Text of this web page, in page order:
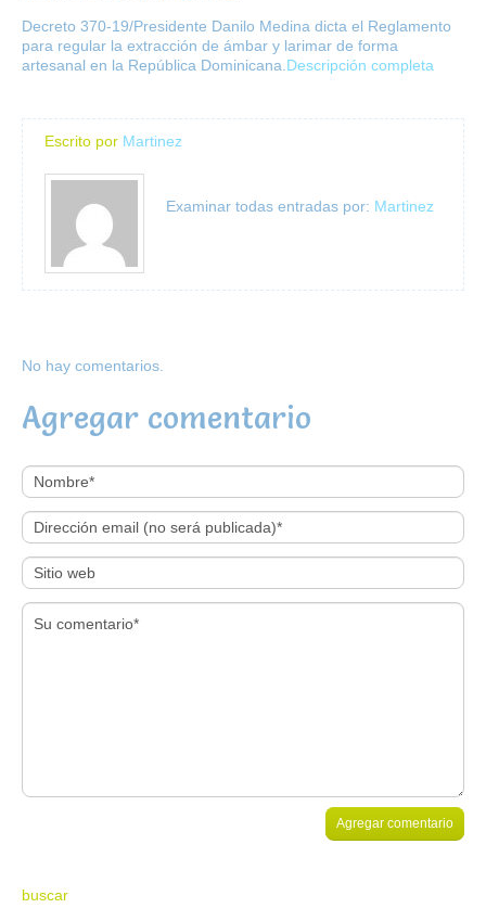
Decreto 370-19/Presidente Danilo Medina dicta el Reglamento
para regular la extracción de ámbar y larimar de forma
artesanal en la República Dominicana. Descripción completa
Escrito por Martinez
Examinar todas entradas por: Martinez
No hay comentarios.
Agregar comentario
buscar